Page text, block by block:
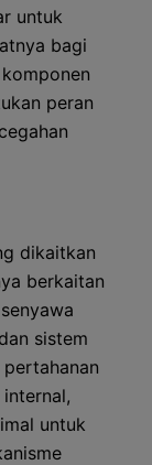
untuk
bagi
peran
dikaitkan
berkaitan
sistem
untuk